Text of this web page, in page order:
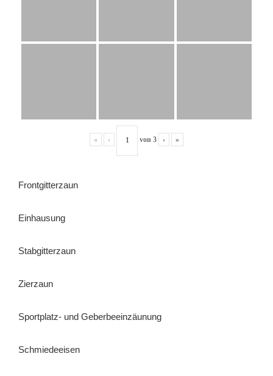
« ‹ von 3 › »
Frontgitterzaun
Einhausung
Stabgitterzaun
Zierzaun
Sportplatz- und Geberbeeinzäunung
Schmiedeeisen